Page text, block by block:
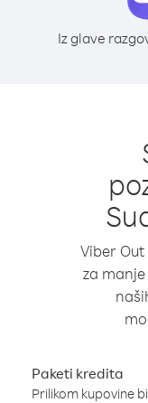
Iz glave
Viber
za
Paketi kredita
Prilikom kupovine